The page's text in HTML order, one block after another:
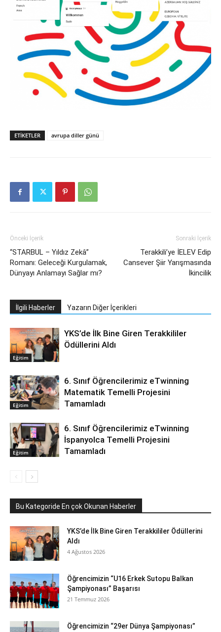
ETIKETLER avrupa diller günü
Önceki İçerik
“STARBUL – Yıldız Zekâ”
Romanı: Geleceği Kurgulamak,
Dünyayı Anlamayı Sağlar mı?
Sonraki İçerik
Terakkili’ye İELEV Edip
Cansever Şiir Yarışmasında
İkincilik
İlgili Haberler Yazarın Diğer İçerikleri
Eğitim
YKS’de İlk Bine Giren Terakkililer
Ödüllerini Aldı
Eğitim
6. Sınıf Öğrencilerimiz eTwinning
Matematik Temelli Projesini
Tamamladı
Eğitim
6. Sınıf Öğrencilerimiz eTwinning
İspanyolca Temelli Projesini
Tamamladı
Bu Kategoride En çok Okunan Haberler
YKS’de İlk Bine Giren Terakkililer Ödüllerini
Aldı
4 Ağustos 2026
Öğrencimizin “U16 Erkek Sutopu Balkan
Şampiyonası” Başarısı
21 Temmuz 2026
Öğrencimizin “29er Dünya Şampiyonası”